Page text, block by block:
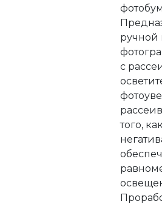
ручной
с
того,